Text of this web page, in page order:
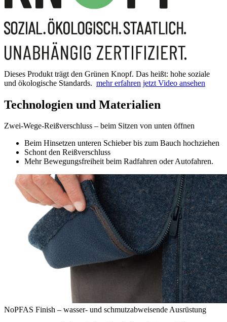
Dieses Produkt trägt den Grünen Knopf. Das heißt: hohe soziale
und ökologische Standards. mehr erfahren jetzt Video ansehen
Technologien und Materialien
Zwei-Wege-Reißverschluss – beim Sitzen von unten öffnen
Beim Hinsetzen unteren Schieber bis zum Bauch hochziehen
Schont den Reißverschluss
Mehr Bewegungsfreiheit beim Radfahren oder Autofahren.
NoPFAS Finish – wasser- und schmutzabweisende Ausrüstung